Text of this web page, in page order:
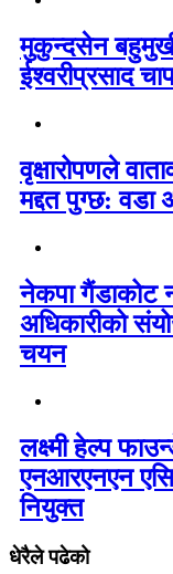
मुकुन्दसेन
ईश्वरीप्रसाद
वृक्षारोपणले
मद्दत पुग्छ:
नेकपा गैंडाकोट
अधिकारीको
चयन
लक्ष्मी हेल्प
एनआरएनएन
नियुक्त
धेरैले पढेको